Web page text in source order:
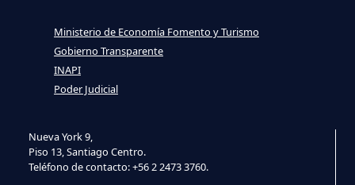
Nueva York 9,
Piso 13, Santiago Centro.
Teléfono de contacto: +56 2 2473 3760.
Ministerio de Economía Fomento y Turismo
Gobierno Transparente
INAPI
Poder Judicial